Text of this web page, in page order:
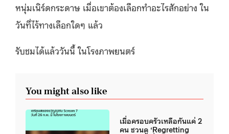
หนุ่มเนิร์ดกระดาษ เมื่อเขาต้องเลือกทำอะไรสักอย่าง ใน
วันที่ไร้ทางเลือกใดๆ แล้ว
รับชมได้แล้ววันนี้ ในโรงภาพยนตร์
You might also like
เมื่อครอบครัวเหลือกันแค่ 2
คน ชวนดู ‘Regretting